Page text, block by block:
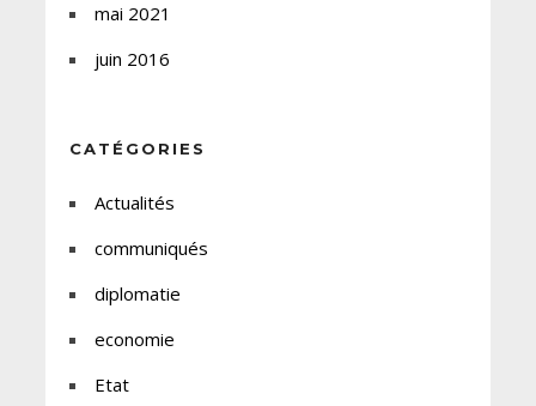
mai 2021
juin 2016
CATÉGORIES
Actualités
communiqués
diplomatie
economie
Etat